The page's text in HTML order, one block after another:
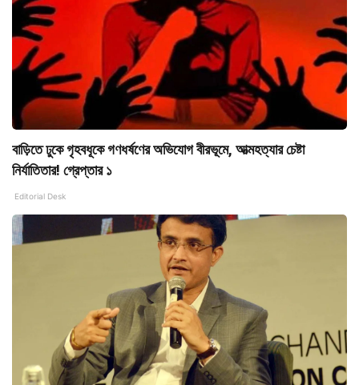
বাড়িতে ঢুকে গৃহবধূকে গণধর্ষণের অভিযোগ বীরভূমে, আত্মহত্যার চেষ্টা
নির্যাতিতার! গ্রেপ্তার ১
Editorial Desk